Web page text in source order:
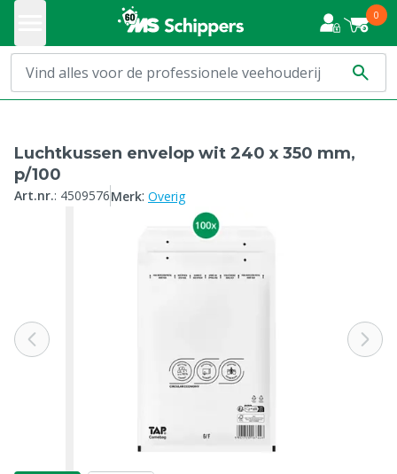
0
Luchtkussen envelop wit 240 x 350 mm,
p/100
Art.nr.: 4509576Merk: Overig